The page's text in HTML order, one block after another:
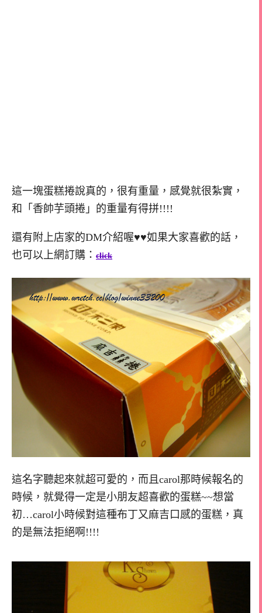
這一塊蛋糕捲說真的，很有重量，感覺就很紮實，
和「香帥芋頭捲」的重量有得拼!!!!
還有附上店家的DM介紹喔♥♥如果大家喜歡的話，
也可以上網訂購： click
這名字聽起來就超可愛的，而且carol那時候報名的
時候，就覺得一定是小朋友超喜歡的蛋糕~~想當
初…carol小時候對這種布丁又麻吉口感的蛋糕，真
的是無法拒絕啊!!!!